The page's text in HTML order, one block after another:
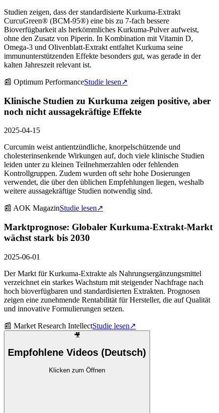
Studien zeigen, dass der standardisierte Kurkuma-Extrakt
CurcuGreen® (BCM-95®) eine bis zu 7-fach bessere
Bioverfügbarkeit als herkömmliches Kurkuma-Pulver aufweist,
ohne den Zusatz von Piperin. In Kombination mit Vitamin D,
Omega-3 und Olivenblatt-Extrakt entfaltet Kurkuma seine
immununterstützenden Effekte besonders gut, was gerade in der
kalten Jahreszeit relevant ist.
📰 Optimum PerformanceStudie lesen↗
Klinische Studien zu Kurkuma zeigen positive, aber
noch nicht aussagekräftige Effekte
2025-04-15
Curcumin weist antientzündliche, knorpelschützende und
cholesterinsenkende Wirkungen auf, doch viele klinische Studien
leiden unter zu kleinen Teilnehmerzahlen oder fehlenden
Kontrollgruppen. Zudem wurden oft sehr hohe Dosierungen
verwendet, die über den üblichen Empfehlungen liegen, weshalb
weitere aussagekräftige Studien notwendig sind.
📰 AOK MagazinStudie lesen↗
Marktprognose: Globaler Kurkuma-Extrakt-Markt
wächst stark bis 2030
2025-06-01
Der Markt für Kurkuma-Extrakte als Nahrungsergänzungsmittel
verzeichnet ein starkes Wachstum mit steigender Nachfrage nach
hoch bioverfügbaren und standardisierten Extrakten. Prognosen
zeigen eine zunehmende Rentabilität für Hersteller, die auf Qualität
und innovative Formulierungen setzen.
📰 Market Research IntellectStudie lesen↗
🎥
Empfohlene Videos (Deutsch)
Klicken zum Öffnen